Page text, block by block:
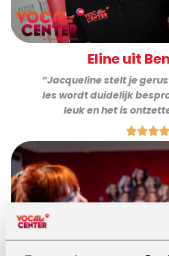
Eline uit
“Jacqueline stelt je
les wordt duidelijk
leuk en het is